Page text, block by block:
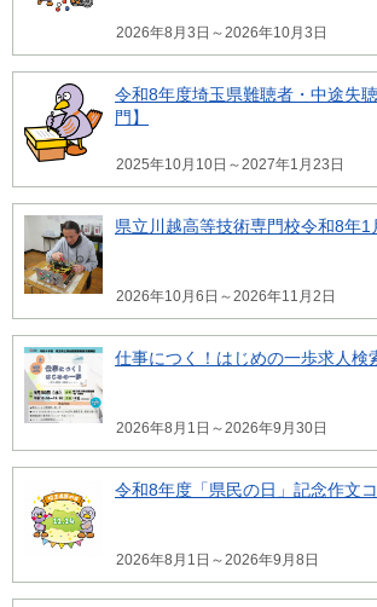
2026年8月3日～2026年10月3日
令和8年度埼玉県難聴者・中途失
門】
2025年10月10日～2027年1月23日
県立川越高等技術専門校令和8年1
2026年10月6日～2026年11月2日
仕事につく！はじめの一歩求人検
2026年8月1日～2026年9月30日
令和8年度「県民の日」記念作文
2026年8月1日～2026年9月8日